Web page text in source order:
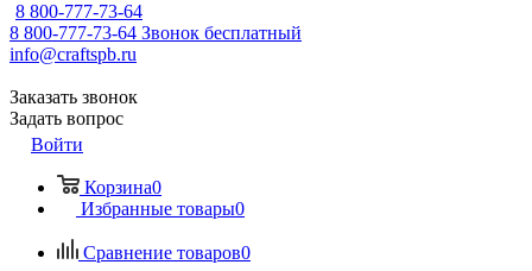
8 800-777-73-64
8 800-777-73-64 Звонок бесплатный
info@craftspb.ru
Заказать звонок
Задать вопрос
Войти
Корзина0
Избранные товары0
Сравнение товаров0